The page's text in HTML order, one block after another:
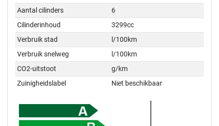
Aantal cilinders
6
Cilinderinhoud
3299cc
Verbruik stad
l/100km
Verbruik snelweg
l/100km
CO2-uitstoot
g/km
Zuinigheidslabel
Niet beschikbaar